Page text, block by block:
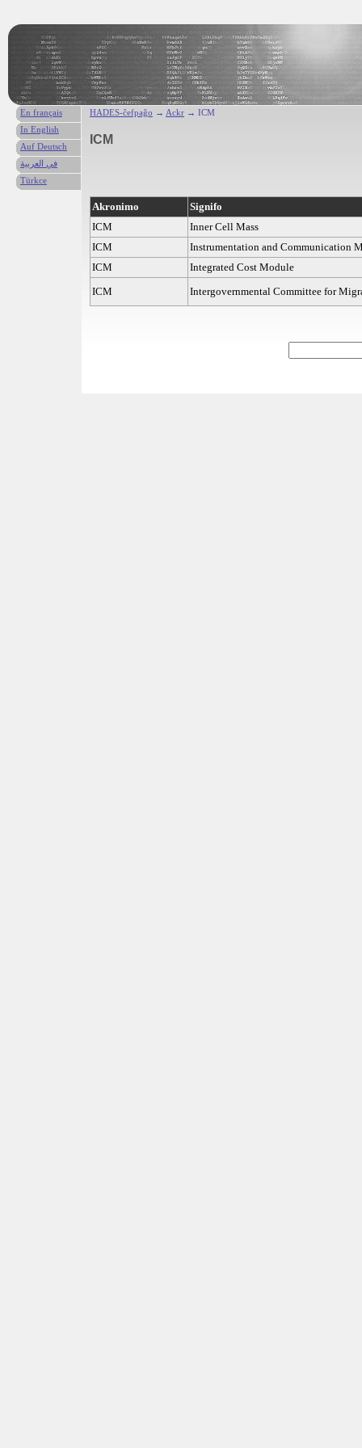
HADES-ĉefpaĝo → Ackr → ICM
ICM
Akronimo
Signifo
ICM
Inner Cell Mass
ICM
Instrumentation and Communication
ICM
Integrated Cost Module
ICM
Intergovernmental Committee for
En français
In English
Auf Deutsch
في العربية
Türkce